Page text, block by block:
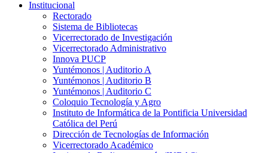
Institucional
Rectorado
Sistema de Bibliotecas
Vicerrectorado de Investigación
Vicerrectorado Administrativo
Innova PUCP
Yuntémonos | Auditorio A
Yuntémonos | Auditorio B
Yuntémonos | Auditorio C
Coloquio Tecnología y Agro
Instituto de Informática de la Pontificia Universidad
Católica del Perú
Dirección de Tecnologías de Información
Vicerrectorado Académico